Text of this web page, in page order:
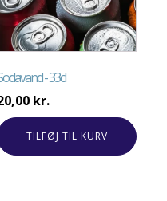
- 33cl
kr.
TILFØJ TIL KURV